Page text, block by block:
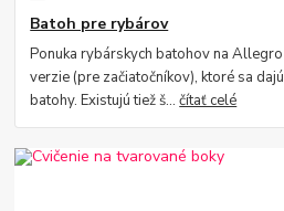
Batoh pre rybárov
Ponuka rybárskych batohov na
verzie (pre začiatočníkov), ktoré sa
batohy. Existujú tiež š...čítať celé